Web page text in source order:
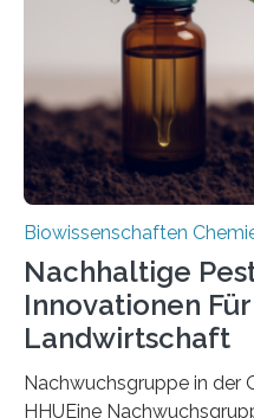
fossile Nachweis einer
stellt gleichzeitig den
Mückenlarve aus dem
Biowissenschaften
Nachhaltige
Innovationen
Landwirtschaft
Nachwuchsgruppe in der
HHUEine